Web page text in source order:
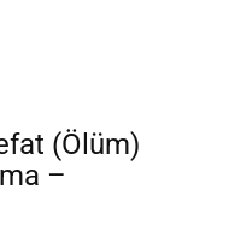
(Ölüm)
–